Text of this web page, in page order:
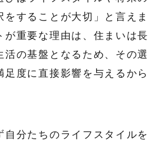
することが大切」と言えま
が重要な理由は、住まいは長
活の基盤となるため、その選
度に直接影響を与えるから
自分たちのライフスタイルを